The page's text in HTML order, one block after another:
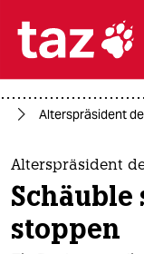

themen
politik
öko
Alterspräsident
Alterspräsident
Schäuble
stoppen